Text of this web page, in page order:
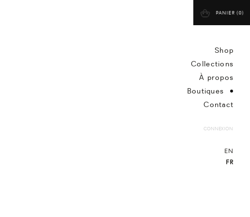
PANIER (0)
Shop
Collections
À propos
Boutiques
Contact
CONNEXION
EN
FR